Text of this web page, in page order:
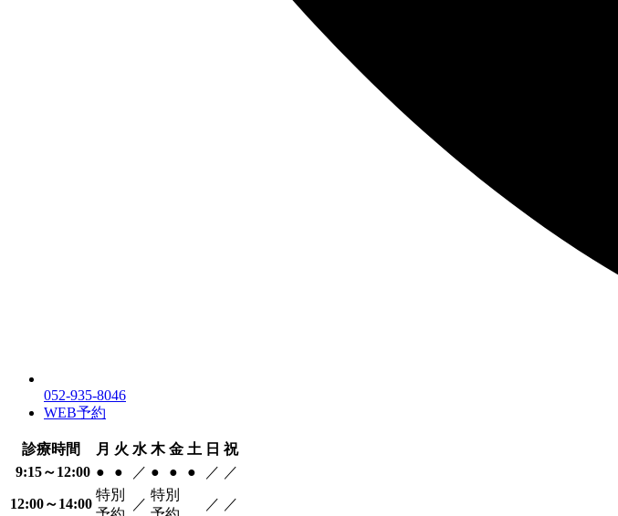
052-935-8046
WEB予約
診療時間 月 火 水 木 金 土 日 祝
9:15～12:00 ● ● ／ ● ● ● ／ ／
12:00～14:00
特別
／
特別
／ ／